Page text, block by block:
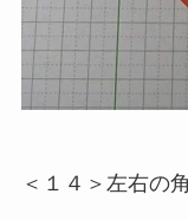
＜１４＞左右の